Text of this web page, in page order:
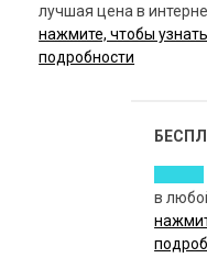
лучшая цена в
нажмите, чтобы узнать
подробности
в